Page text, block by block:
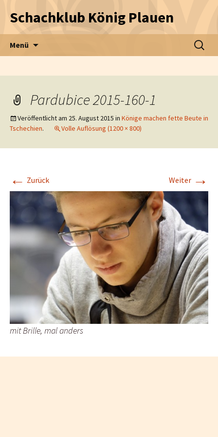
Schachklub König Plauen
Menü
Suche
nach:
Pardubice 2015-160-1
Veröffentlicht am 25. August 2015 in Könige machen fette Beute in
Tschechien. Volle Auflösung (1200 × 800)
← Zurück Weiter →
mit Brille, mal anders